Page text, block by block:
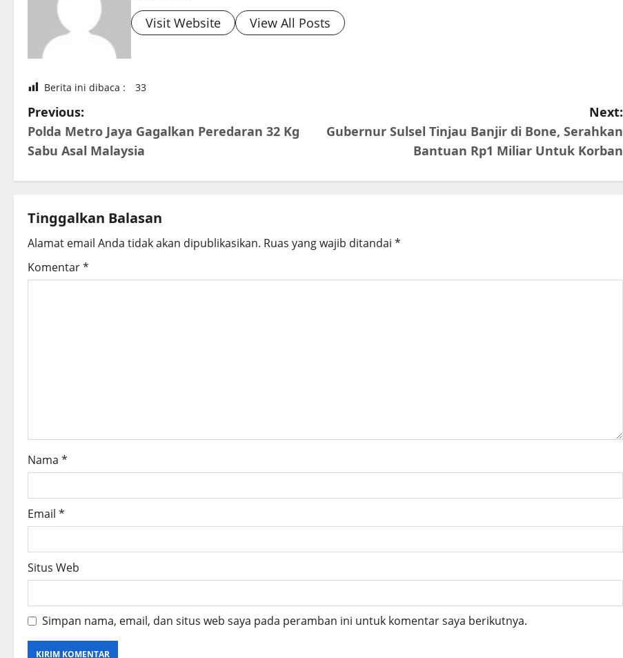
Visit Website View All Posts
Berita ini dibaca : 33
P
o
s
n
a
v
i
o
n
Previous:
Polda Metro Jaya Gagalkan Peredaran 32 Kg
Sabu Asal Malaysia
Next:
Gubernur Sulsel Tinjau Banjir di Bone, Serahkan
Bantuan Rp1 Miliar Untuk Korban
Tinggalkan Balasan
Alamat email Anda tidak akan dipublikasikan. Ruas yang wajib ditandai *
Komentar*
Nama *
Email *
Situs Web
Simpan nama, email, dan situs web saya pada peramban ini untuk komentar saya berikutnya.